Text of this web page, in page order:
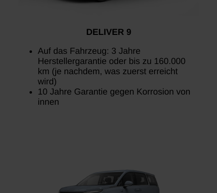
DELIVER 9
Auf das Fahrzeug: 3 Jahre
Herstellergarantie oder bis zu 160.000
km (je nachdem, was zuerst erreicht
wird)
10 Jahre Garantie gegen Korrosion von
innen